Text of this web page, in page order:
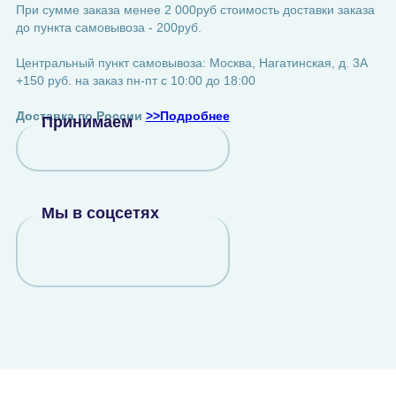
При сумме заказа менее 2 000руб стоимость доставки заказа
до пункта самовывоза - 200руб.
Центральный пункт самовывоза: Москва, Нагатинская, д. 3А
+150 руб. на заказ пн-пт с 10:00 до 18:00
Доставка по России >>Подробнее
Принимаем
Мы в соцсетях